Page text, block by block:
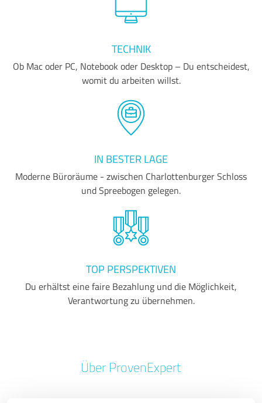
TECHNIK
Ob Mac oder PC, Notebook oder Desktop – Du entscheidest,
womit du arbeiten willst.
IN BESTER LAGE
Moderne Büroräume - zwischen Charlottenburger Schloss
und Spreebogen gelegen.
TOP PERSPEKTIVEN
Du erhältst eine faire Bezahlung und die Möglichkeit,
Verantwortung zu übernehmen.
Über ProvenExpert